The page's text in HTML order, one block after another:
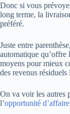
Donc si vous
long terme, la
préféré.
Juste entre
automatique qu’offre
moyens pour mieux
des revenus
On va voir les autres
l’opportunité d’affaire